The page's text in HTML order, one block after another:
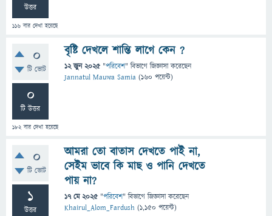
উত্তর
116 বার দেখা হয়েছে
0
টি ভোট
0
টি উত্তর
182বার দেখা হয়েছে
বৃষ্টি দেখলে শান্তি লাগে কেন ?
12 জুন 2025 "পরিবেশ" বিভাগে জিজ্ঞাসাকরেছেন
Jannatul Mauwa Samia (160 পয়েন্ট)
0
টি ভোট
1
উত্তর
আমরা তো বাতাস দেখতে পাই না,
সেইম ভাবে কি মাছ ও পানি দেখতে
পায় না?
17 মে 2025 "পরিবেশ" বিভাগে জিজ্ঞাসাকরেছেন
Khairul_Alom_Fardush (1,150 পয়েন্ট)